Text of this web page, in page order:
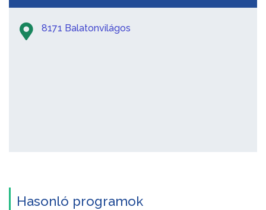
8171 Balatonvilágos
Hasonló programok